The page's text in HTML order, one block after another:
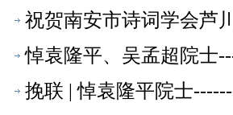
祝贺南安市诗词学会芦
友文萃】
悼袁隆平、吴孟超院士
挽联 | 悼袁隆平院士